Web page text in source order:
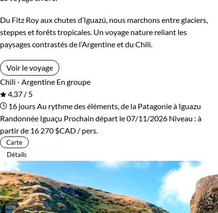
Du Fitz Roy aux chutes d’Iguazú, nous marchons entre glaciers,
steppes et forêts tropicales. Un voyage nature reliant les
paysages contrastés de l’Argentine et du Chili.
Voir le voyage
Chili - Argentine En groupe
4,37 / 5
16 jours Au rythme des éléments, de la Patagonie à Iguazu
Randonnée Iguaçu Prochain départ le 07/11/2026 Niveau : à
partir de 16 270 $CAD / pers.
Carte
Détails